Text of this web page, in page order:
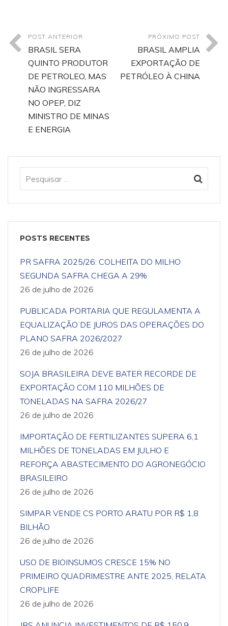
POST ANTERIOR
BRASIL SERA
QUINTO PRODUTOR
DE PETROLEO, MAS
NÃO INGRESSARA
NO OPEP, DIZ
MINISTRO DE MINAS
E ENERGIA
PRÓXIMO POST
BRASIL AMPLIA
EXPORTAÇÃO DE
PETRÓLEO À CHINA
POSTS RECENTES
PR SAFRA 2025/26: COLHEITA DO MILHO
SEGUNDA SAFRA CHEGA A 29%
26 de julho de 2026
PUBLICADA PORTARIA QUE REGULAMENTA A
EQUALIZAÇÃO DE JUROS DAS OPERAÇÕES DO
PLANO SAFRA 2026/2027
26 de julho de 2026
SOJA BRASILEIRA DEVE BATER RECORDE DE
EXPORTAÇÃO COM 110 MILHÕES DE
TONELADAS NA SAFRA 2026/27
26 de julho de 2026
IMPORTAÇÃO DE FERTILIZANTES SUPERA 6,1
MILHÕES DE TONELADAS EM JULHO E
REFORÇA ABASTECIMENTO DO AGRONEGÓCIO
BRASILEIRO
26 de julho de 2026
SIMPAR VENDE CS PORTO ARATU POR R$ 1,8
BILHÃO
26 de julho de 2026
USO DE BIOINSUMOS CRESCE 15% NO
PRIMEIRO QUADRIMESTRE ANTE 2025, RELATA
CROPLIFE
26 de julho de 2026